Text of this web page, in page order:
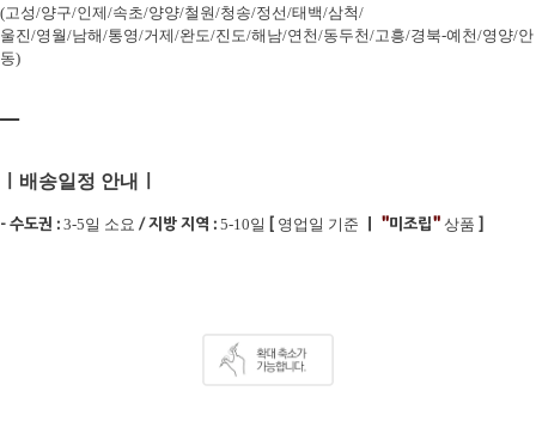
(고성/양구/인제/속초/양양/철원/청송/정선/태백/삼척/
울진/영월/남해/통영/거제/완도/진도/해남/연천/동두천/고흥/경북-예천/영양/안
동)
ㅡ
ㅣ배송일정 안내ㅣ
- 수도권 : 3-5일 소요 / 지방 지역 : 5-10일 [ 영업일 기준 "미조립" 상품 ]